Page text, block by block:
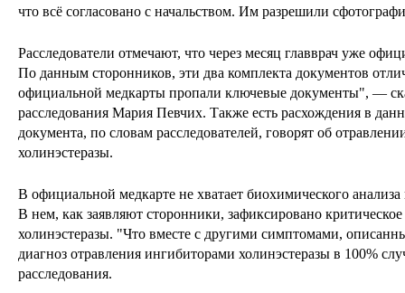
что всё согласовано с начальством. Им разрешили
Расследователи отмечают, что через месяц главврач уже
По данным сторонников, эти два комплекта документов
официальной медкарты пропали ключевые документы", —
расследования Мария Певчих. Также есть расхождения в
документа, по словам расследователей, говорят об
холинэстеразы.
В официальной медкарте не хватает биохимического
В нем, как заявляют сторонники, зафиксировано
холинэстеразы. "Что вместе с другими симптомами,
диагноз отравления ингибиторами холинэстеразы в 100%
расследования.